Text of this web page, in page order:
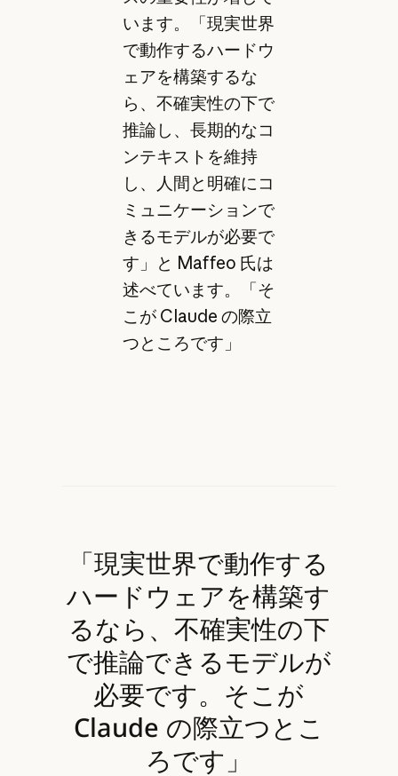
います。「現実世界
で動作するハードウ
ェアを構築するな
ら、不確実性の下で
推論し、長期的なコ
ンテキストを維持
し、人間と明確にコ
ミュニケーションで
きるモデルが必要で
す」と Maffeo 氏は
述べています。「そ
こが Claude の際立
つところです」
「現実世界で動作する
ハードウェアを構築す
るなら、不確実性の下
で推論できるモデルが
必要です。そこが
Claude の際立つとこ
ろです」